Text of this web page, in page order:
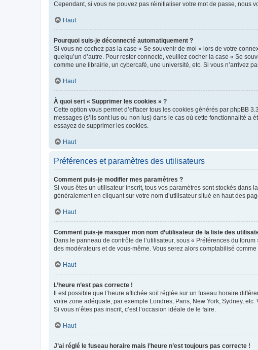
Cependant, si vous ne pouvez pas réinitialiser votre mot de passe, nous
Haut
Pourquoi suis-je déconnecté automatiquement ?
Si vous ne cochez pas la case « Se souvenir de moi » lors de votre
quelqu’un d’autre. Pour rester connecté, veuillez cocher la case « Se
comme une librairie, un cybercafé, une université, etc. Si vous n’arrivez
Haut
À quoi sert « Supprimer les cookies » ?
Cette option vous permet d’effacer tous les cookies générés par phpBB
messages (s’ils sont lus ou non lus) dans le cas où cette fonctionnalité
essayez de supprimer les cookies.
Haut
Préférences et paramètres des utilisateurs
Comment puis-je modifier mes paramètres ?
Si vous êtes un utilisateur inscrit, tous vos paramètres sont stockés dans
généralement en cliquant sur votre nom d’utilisateur situé en haut des
Haut
Comment puis-je masquer mon nom d’utilisateur de la liste des
Dans le panneau de contrôle de l’utilisateur, sous « Préférences du
des modérateurs et de vous-même. Vous serez alors comptabilisé
Haut
L’heure n’est pas correcte !
Il est possible que l’heure affichée soit réglée sur un fuseau horaire
votre zone adéquate, par exemple Londres, Paris, New York, Sydney,
Si vous n’êtes pas inscrit, c’est l’occasion idéale de le faire.
Haut
J’ai réglé le fuseau horaire mais l’heure n’est toujours pas correcte !